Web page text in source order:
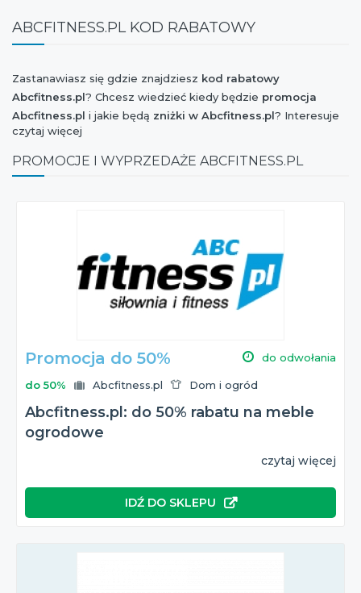
ABCFITNESS.PL KOD RABATOWY
Zastanawiasz się gdzie znajdziesz kod rabatowy
Abcfitness.pl? Chcesz wiedzieć kiedy będzie promocja
Abcfitness.pl i jakie będą zniżki w Abcfitness.pl? Interesuje
Ciękiedy wyprzedaż Abcfitness.pl
jesień-zima? Chcesz mieć wiadomość o tym, czy marka
nowa kolekcja Abcfitness.pl? Chcesz orientować się
Black Friday 2026i jaki jestrabat Abcfitness.pl
Wszystkie te informacje znajdziesz na naszej stronie!
czytaj więcej
PROMOCJE I WYPRZEDAŻE ABCFITNESS.PL
Promocja do 50% do odwołania
do 50% Abcfitness.pl Dom i ogród
Abcfitness.pl: do 50% rabatu na meble
ogrodowe
czytaj więcej
IDŹ DO SKLEPU